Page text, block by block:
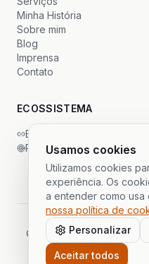
Minha História
Sobre mim
Blog
Imprensa
Contato
ECOSSISTEMA
Backlinks Global
PrimeSDR
© 2026Gustavo Cáceres.
Parte do
Usamos cookies
Utilizamos cookies
experiência. Os
a entender como usa
nossa política de
Personalizar
Aceitar todos